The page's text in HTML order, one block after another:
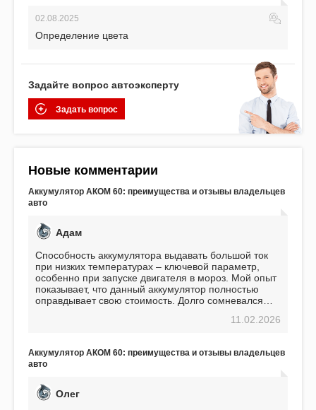
02.08.2025
Определение цвета
Задайте вопрос автоэксперту
Задать вопрос
Новые комментарии
Аккумулятор АКОМ 60: преимущества и отзывы владельцев
авто
Адам
Способность аккумулятора выдавать большой ток
при низких температурах – ключевой параметр,
особенно при запуске двигателя в мороз. Мой опыт
показывает, что данный аккумулятор полностью
оправдывает свою стоимость. Долго сомневался
пожалел. Считаю, что это отличное вложение,11.02.2026
Аккумулятор АКОМ 60: преимущества и отзывы владельцев
авто
Олег